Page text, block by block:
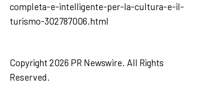
completa-e-intelligente-per-la-cultura-e-il-
turismo-302787006.html
Copyright 2026 PR Newswire. All Rights
Reserved.